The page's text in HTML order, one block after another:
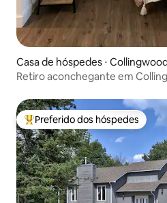
Casa de hóspedes ⋅ Collingwood
Retiro aconchegante em
Entre os melhores preferidos
Preferido dos hóspedes